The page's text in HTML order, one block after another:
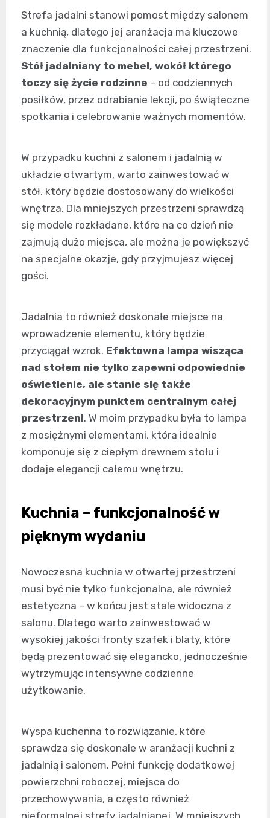
Strefa jadalni stanowi pomost między salonem
a kuchnią, dlatego jej aranżacja ma kluczowe
znaczenie dla funkcjonalności całej przestrzeni.
Stół jadalniany to mebel, wokół którego
toczy się życie rodzinne – od codziennych
posiłków, przez odrabianie lekcji, po świąteczne
spotkania i celebrowanie ważnych momentów.
W przypadku kuchni z salonem i jadalnią w
układzie otwartym, warto zainwestować w
stół, który będzie dostosowany do wielkości
wnętrza. Dla mniejszych przestrzeni sprawdzą
się modele rozkładane, które na co dzień nie
zajmują dużo miejsca, ale można je powiększyć
na specjalne okazje, gdy przyjmujesz więcej
gości.
Jadalnia to również doskonałe miejsce na
wprowadzenie elementu, który będzie
przyciągał wzrok. Efektowna lampa wisząca
nad stołem nie tylko zapewni odpowiednie
oświetlenie, ale stanie się także
dekoracyjnym punktem centralnym całej
przestrzeni. W moim przypadku była to lampa
z mosiężnymi elementami, która idealnie
komponuje się z ciepłym drewnem stołu i
dodaje elegancji całemu wnętrzu.
Kuchnia – funkcjonalność w
pięknym wydaniu
Nowoczesna kuchnia w otwartej przestrzeni
musi być nie tylko funkcjonalna, ale również
estetyczna – w końcu jest stale widoczna z
salonu. Dlatego warto zainwestować w
wysokiej jakości fronty szafek i blaty, które
będą prezentować się elegancko, jednocześnie
wytrzymując intensywne codzienne
użytkowanie.
Wyspa kuchenna to rozwiązanie, które
sprawdza się doskonale w aranżacji kuchni z
jadalnią i salonem. Pełni funkcję dodatkowej
powierzchni roboczej, miejsca do
przechowywania, a często również
nieformalnej strefy jadalnianej. W mniejszych